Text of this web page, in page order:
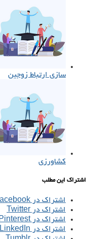
سازی ارتباط زوجین
کشاورزی
اشتراک این مطلب
اشتراک در Facebook
اشتراک در Twitter
اشتراک در Pinterest
اشتراک در LinkedIn